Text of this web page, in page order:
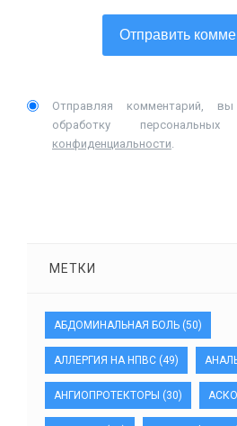
Отправляя комментарий,
обработку
конфиденциальности.
МЕТКИ
АБДОМИНАЛЬНАЯ БОЛЬ (50)
АЛЛЕРГИЯ НА НПВС (49)
АНГИОПРОТЕКТОРЫ (30)